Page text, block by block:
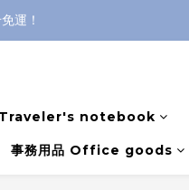
運！
運！
Traveler's notebook
事務用品 Office goods